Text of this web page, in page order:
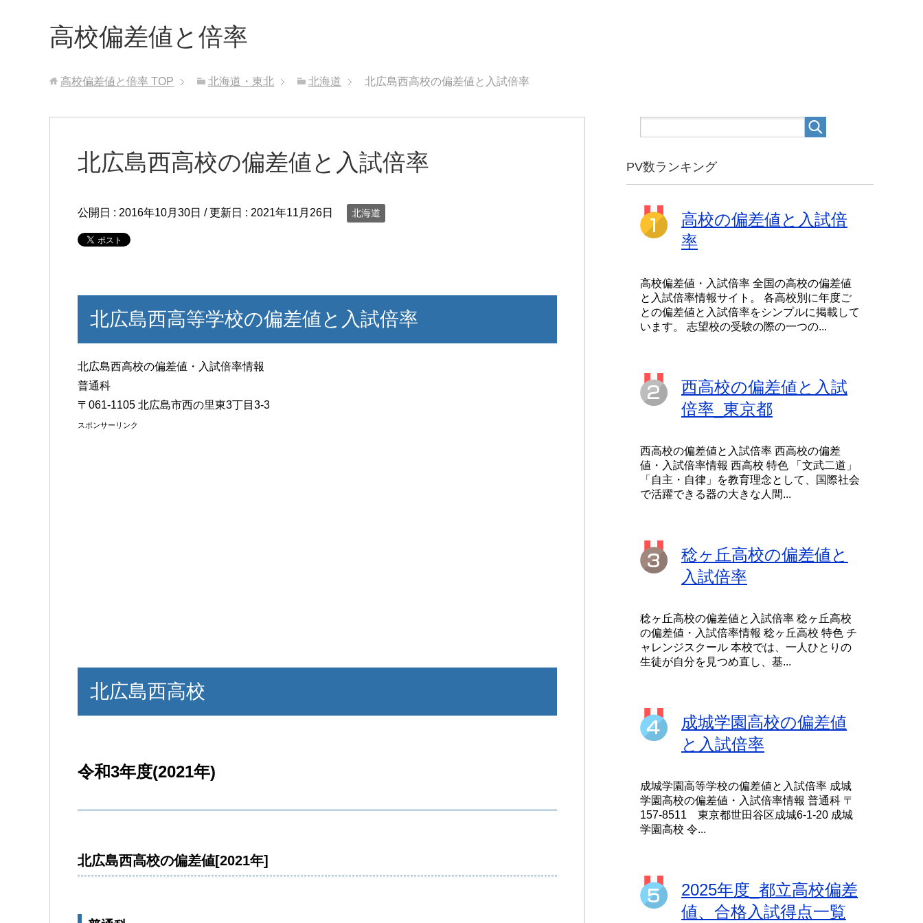
高校偏差値と倍率
高校偏差値と倍率 TOP 北海道・東北 北海道 北広島西高校の偏差値と入試倍率
北広島西高校の偏差値と入試倍率
公開日 : 2016年10月30日 / 更新日 : 2021年11月26日 北海道
北広島西高等学校の偏差値と入試倍率
北広島西高校の偏差値・入試倍率情報
普通科
〒061-1105 北広島市西の里東3丁目3-3
スポンサーリンク
北広島西高校
令和3年度(2021年)
北広島西高校の偏差値[2021年]
PV数ランキング
高校の偏差値と入試倍
率
高校偏差値・入試倍率 全国の高校の偏差値
と入試倍率情報サイト。 各高校別に年度ご
との偏差値と入試倍率をシンプルに掲載して
います。 志望校の受験の際の一つの...
西高校の偏差値と入試
倍率_東京都
西高校の偏差値と入試倍率 西高校の偏差
値・入試倍率情報 西高校 特色 「文武二道」
「自主・自律」を教育理念として、国際社会
で活躍できる器の大きな人間...
稔ヶ丘高校の偏差値と
入試倍率
稔ヶ丘高校の偏差値と入試倍率 稔ヶ丘高校
の偏差値・入試倍率情報 稔ヶ丘高校 特色 チ
ャレンジスクール 本校では、一人ひとりの
生徒が自分を見つめ直し、基...
成城学園高校の偏差値
と入試倍率
成城学園高等学校の偏差値と入試倍率 成城
学園高校の偏差値・入試倍率情報 普通科 〒
157-8511 東京都世田谷区成城6-1-20 成城
学園高校 令...
2025年度_都立高校偏差
値、合格入試得点一覧